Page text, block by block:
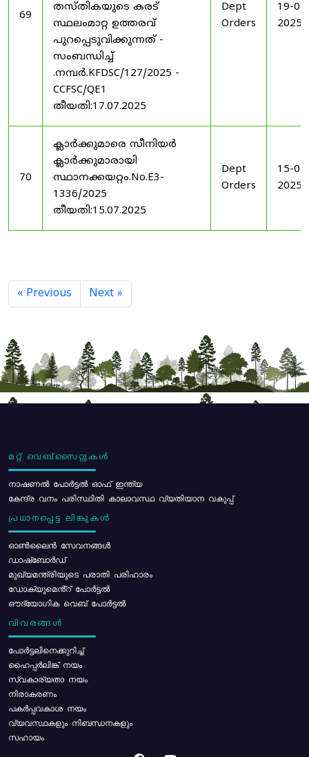
69
തസ്തികയുടെ കരട്
സ്ഥലംമാറ്റ ഉത്തരവ്
പുറപ്പെടുവിക്കുന്നത് -
സംബന്ധിച്ച്
.നമ്പർ.KFDSC/127/2025 -
CCFSC/QE1
തീയതി:17.07.2025
Dept
Orders
19-
2025
70
ക്ലാർക്കുമാരെ സീനിയർ
ക്ലാർക്കുമാരായി
സ്ഥാനക്കയറ്റം.No.E3-
1336/2025
തീയതി:15.07.2025
Dept
Orders
15-
2025
« Previous Next »
മറ്റ് വെബ്സൈറ്റുകൾ
നാഷണൽ പോർട്ടൽ ഓഫ് ഇന്ത്യ
കേന്ദ്ര വനം പരിസ്ഥിതി കാലാവസ്ഥ വ്യതിയാന വകുപ്പ്
പ്രധാനപ്പെട്ട ലിങ്കുകൾ
ഓൺലൈൻ സേവനങ്ങൾ
ഡാഷ്ബോർഡ്
മുഖ്യമന്ത്രിയുടെ പരാതി പരിഹാരം
ഡോക്യുമെൻ്റ് പോർട്ടൽ
ഔദ്യോഗിക വെബ് പോർട്ടൽ
വിവരങ്ങൾ
പോര്‍ട്ടലിനെക്കുറിച്ച്
ഹൈപ്പർലിങ്ക് നയം
സ്വകാര്യതാ നയം
നിരാകരണം
പകർപ്പവകാശ നയം
വ്യവസ്ഥകളും നിബന്ധനകളും
സഹായം